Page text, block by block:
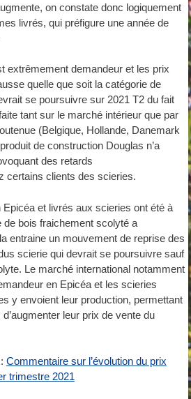
on constate donc logiquement
livrés, qui préfigure une année de
extrêmement demandeur et les prix
quelle que soit la catégorie de
se poursuivre sur 2021 T2 du fait
tant sur le marché intérieur que par
(Belgique, Hollande, Danemark
de construction Douglas n’a
des retards
certains clients des scieries.
et livrés aux scieries ont été à
de bois fraichement scolyté a
entraine un mouvement de reprise des
scierie qui devrait se poursuivre sauf
Le marché international notamment
en Epicéa et les scieries
y envoient leur production, permettant
leur prix de vente du
Commentaire sur l’évolution du prix
trimestre 2021